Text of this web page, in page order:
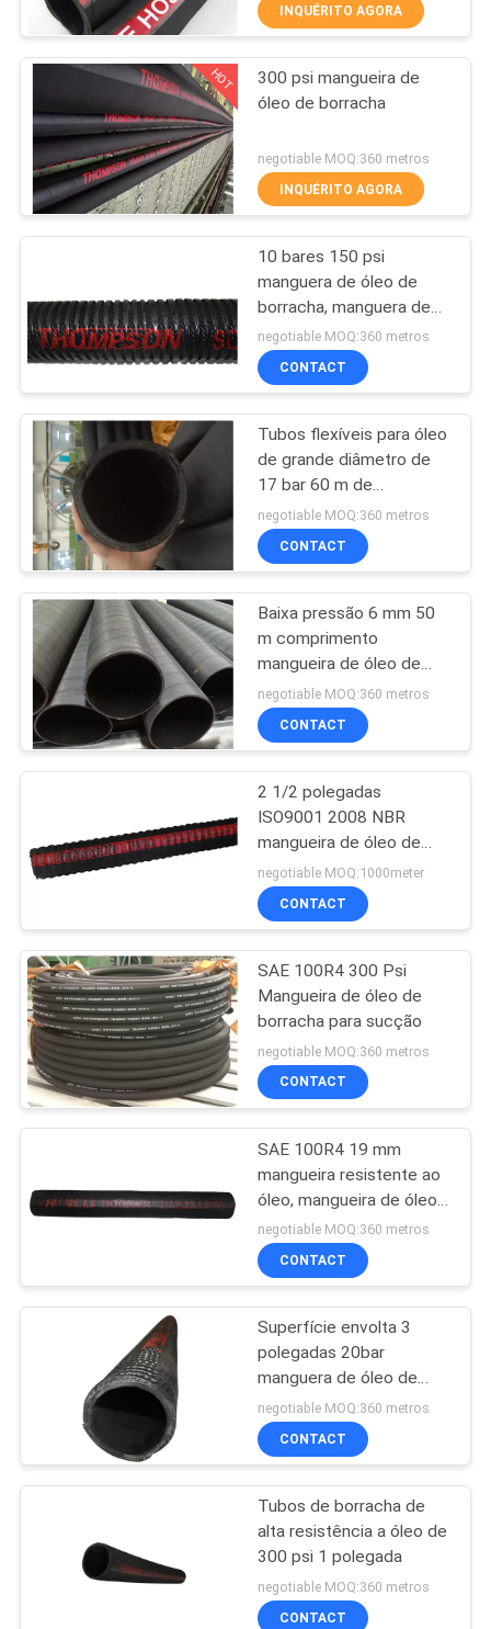
CONTROLE
DA
QUALIDADE
CONTACTE-
NOS
PEÇA
UMAS
CITAÇÕES
MAPA
DO
SITE
PRIVACY
POLICY
Tubos hidráulicos
reforçados
Tubos de óleo de
borracha
21
Tubos de água de
borracha industrial
9
mangueira de ar de
Mangueira de
lavagem a jato
Tubos de vapor de
borracha
Mangueira
resistente à abrasão
INQUÉRITO AGORA
HOT
300 psi mangueira de
óleo de borracha
negotiable MOQ:360 metros
INQUÉRITO AGORA
10 bares 150 psi
manguera de óleo de
borracha, manguera de
borracha resistente ao
óleo
negotiable MOQ:360 metros
CONTACT
Tubos flexíveis para óleo
de grande diâmetro de
17 bar 60 m de
comprimento
negotiable MOQ:360 metros
CONTACT
Baixa pressão 6 mm 50
m comprimento
mangueira de óleo de
borracha
negotiable MOQ:360 metros
CONTACT
2 1/2 polegadas
ISO9001 2008 NBR
mangueira de óleo de
alta pressão
negotiable MOQ:1000meter
CONTACT
SAE 100R4 300 Psi
Mangueira de óleo de
borracha para sucção
negotiable MOQ:360 metros
CONTACT
SAE 100R4 19 mm
mangueira resistente ao
óleo, mangueira de óleo
de alta pressão
negotiable MOQ:360 metros
CONTACT
Superfície envolta 3
polegadas 20bar
manguera de óleo de
borracha
negotiable MOQ:360 metros
CONTACT
Tubos de borracha de
alta resistência a óleo de
300 psi 1 polegada
negotiable MOQ:360 metros
CONTACT